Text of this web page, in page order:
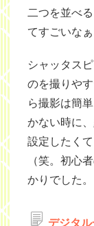
二つを並べ
てすごいな
シャッタス
のを撮りや
ら撮影は簡
かない時に
設定したく
（笑。初心
かりでした。
デジタ